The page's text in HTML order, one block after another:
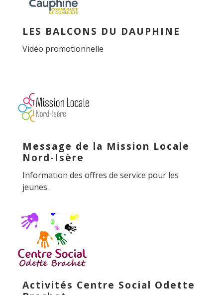
LES BALCONS DU DAUPHINE
Vidéo promotionnelle
Message de la Mission Locale
Nord-Isère
Information des offres de service pour les
jeunes.
Activités Centre Social Odette